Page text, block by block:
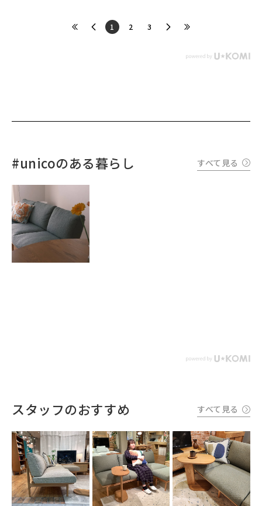
​1 ​2 ​3
#unicoのある暮らし すべて見る
スタッフのおすすめ すべて見る